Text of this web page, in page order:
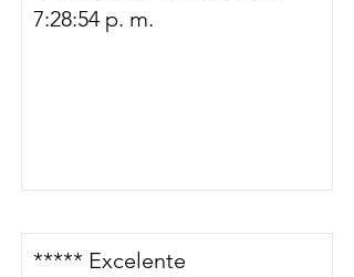
7:28:54 p. m.
***** Excelente